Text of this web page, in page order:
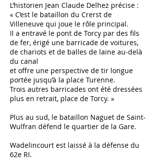
L’historien Jean Claude Delhez précise :
« C’est le bataillon du Crerst de
Villeneuve qui joue le rôle principal.
Il a entravé le pont de Torcy par des fils
de fer, érigé une barricade de voitures,
de chariots et de balles de laine au-delà
du canal
et offre une perspective de tir longue
portée jusqu’à la place Turenne.
Trois autres barricades ont été dressées
plus en retrait, place de Torcy. »
Plus au sud, le bataillon Naguet de Saint-
Wulfran défend le quartier de la Gare.
Wadelincourt est laissé à la défense du
62e RI.